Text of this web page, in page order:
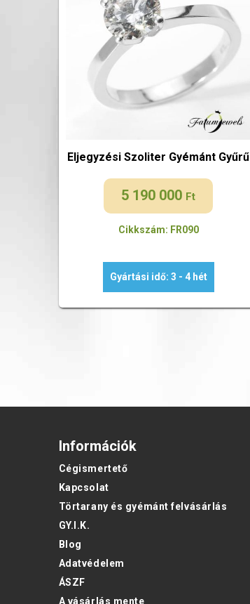
Eljegyzési Szoliter Gyémánt Gyűrű
5 190 000 Ft
Cikkszám: FR090
Gyártási idő: 3 - 4 hét
Információk
Cégismertető
Kapcsolat
Törtarany és gyémánt felvásárlás
GY.I.K.
Blog
Adatvédelem
ÁSZF
A vásárlás mente